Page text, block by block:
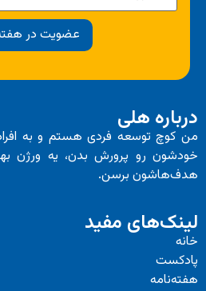
عضویت در
درباره هلی
من کوچ توسعه فردی هستم و به
خودشون رو پرورش بدن، یه ورژن
هدف‌هاشون برسن.
لینک‌های مفید
خانه
پادکست
هفته‌نامه